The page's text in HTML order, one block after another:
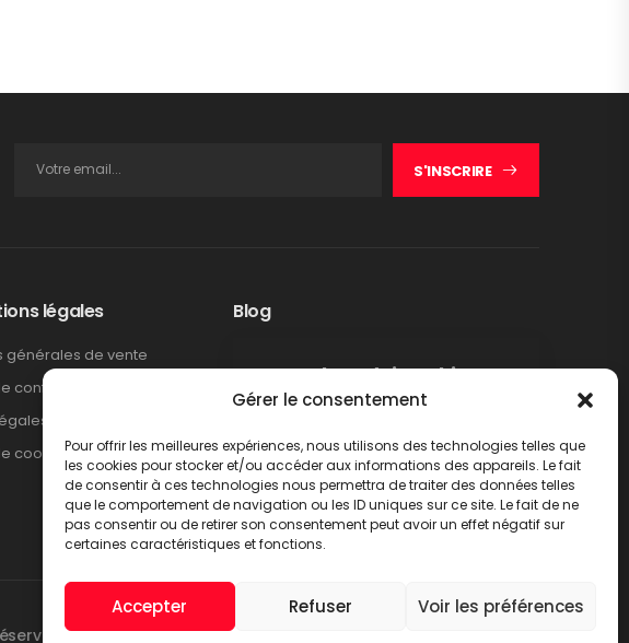
Gérer le consentement
Pour offrir les meilleures expériences, nous utilisons des technologies telles que
les cookies pour stocker et/ou accéder aux informations des appareils. Le fait
de consentir à ces technologies nous permettra de traiter des données telles
que le comportement de navigation ou les ID uniques sur ce site. Le fait de ne
pas consentir ou de retirer son consentement peut avoir un effet négatif sur
certaines caractéristiques et fonctions.
Accepter Refuser Voir les préférences
S'INSCRIRE
légales
générales de vente
confidentialité
cookies
Blog
Rappel produit Makita –
Pompe à graisse DGP180
LIRE PLUS